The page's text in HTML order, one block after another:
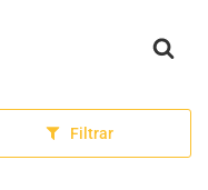
Filtrar